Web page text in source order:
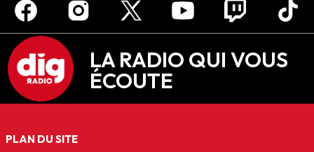
LA RADIO QUI VOUS
ÉCOUTE
PLAN DU SITE